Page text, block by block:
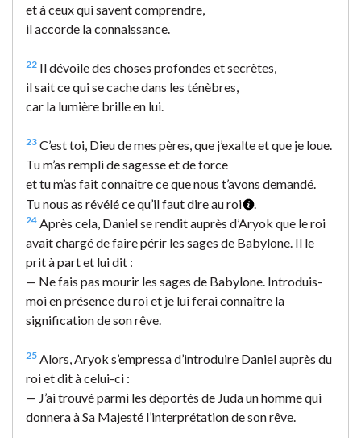
et à ceux qui savent comprendre,
il accorde la connaissance.
22 Il dévoile des choses profondes et secrètes,
il sait ce qui se cache dans les ténèbres,
car la lumière brille en lui.
23 C’est toi, Dieu de mes pères, que j’exalte et que je loue.
Tu m’as rempli de sagesse et de force
et tu m’as fait connaître ce que nous t’avons demandé.
Tu nous as révélé ce qu’il faut dire au roi
.
24 Après cela, Daniel se rendit auprès d’Aryok que le roi
avait chargé de faire périr les sages de Babylone. Il le
prit à part et lui dit :
— Ne fais pas mourir les sages de Babylone. Introduis-
moi en présence du roi et je lui ferai connaître la
signification de son rêve.
25 Alors, Aryok s’empressa d’introduire Daniel auprès du
roi et dit à celui-ci :
— J’ai trouvé parmi les déportés de Juda un homme qui
donnera à Sa Majesté l’interprétation de son rêve.